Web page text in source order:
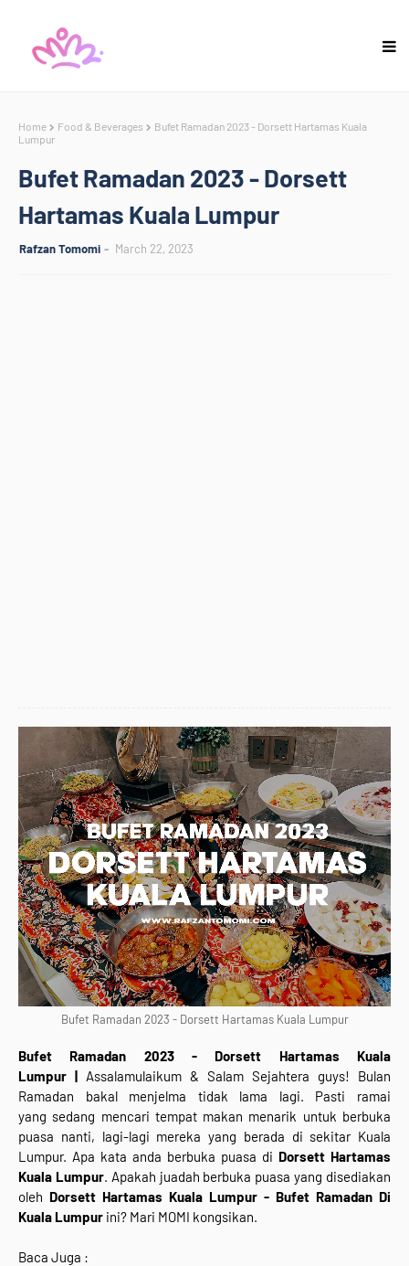
Home Food & Beverages
Bufet Ramadan 2023 - Dorsett Hartamas Kuala
Lumpur
Bufet Ramadan 2023 - Dorsett
Hartamas Kuala Lumpur
Rafzan Tomomi March 22, 2023
Bufet Ramadan 2023 - Dorsett Hartamas Kuala Lumpur
Bufet Ramadan 2023 - Dorsett Hartamas Kuala
Lumpur | Assalamulaikum & Salam Sejahtera guys! Bulan
Ramadan bakal menjelma tidak lama lagi. Pasti ramai
yang sedang mencari tempat makan menarik untuk berbuka
puasa nanti, lagi-lagi mereka yang berada di sekitar Kuala
Lumpur. Apa kata anda berbuka puasa di Dorsett Hartamas
Kuala Lumpur. Apakah juadah berbuka puasa yang disediakan
oleh Dorsett Hartamas Kuala Lumpur - Bufet Ramadan Di
Kuala Lumpur ini? Mari MOMI kongsikan.
Baca Juga :